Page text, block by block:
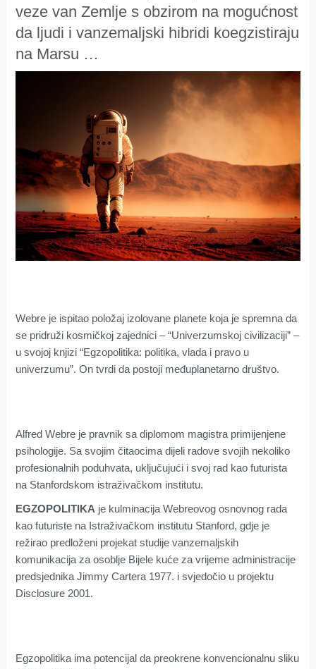
veze van Zemlje s obzirom na mogućnost
da ljudi i vanzemaljski hibridi koegzistiraju
na Marsu …
Webre je ispitao položaj izolovane planete koja je spremna da
se pridruži kosmičkoj zajednici – “Univerzumskoj civilizaciji” –
u svojoj knjizi “Egzopolitika: politika, vlada i pravo u
univerzumu”. On tvrdi da postoji međuplanetarno društvo.
Alfred Webre je pravnik sa diplomom magistra primijenjene
psihologije. Sa svojim čitaocima dijeli radove svojih nekoliko
profesionalnih poduhvata, uključujući i svoj rad kao futurista
na Stanfordskom istraživačkom institutu.
EGZOPOLITIKAje kulminacija Webreovog osnovnog rada
kao futuriste na Istraživačkom institutu Stanford, gdje je
režirao predloženi projekat studije vanzemaljskih
komunikacija za osoblje Bijele kuće za vrijeme administracije
predsjednika Jimmy Cartera 1977. i svjedočio u projektu
Disclosure 2001.
Egzopolitika ima potencijal da preokrene konvencionalnu sliku